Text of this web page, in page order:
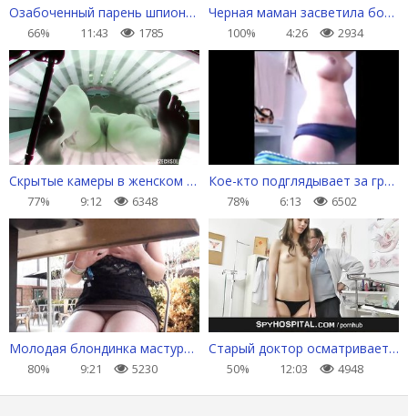
Озабоченный парень шпионит за сексапильной сестрой
66% 11:43 1785
Черная маман засветила большой голый зад
100% 4:26 2934
Скрытые камеры в женском солярии
77% 9:12 6348
Кое-кто подглядывает за грудастой сестрой
78% 6:13 6502
Молодая блондинка мастурбирует толстую киску под столом в кафе
80% 9:21 5230
Старый доктор осматривает вагину молодухи гинекологическими инструментами
50% 12:03 4948